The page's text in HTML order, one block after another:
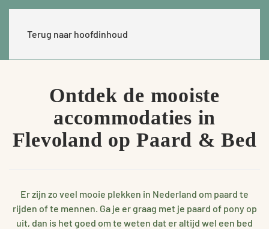
Terug naar hoofdinhoud
Ontdek de mooiste
accommodaties in
Flevoland op Paard & Bed
Er zijn zo veel mooie plekken in Nederland om paard te
rijden of te mennen. Ga je er graag met je paard of pony op
uit, dan is het goed om te weten dat er altijd wel een bed